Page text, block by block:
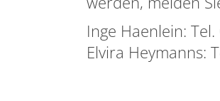
Inge Haenlein:
Elvira Heymanns: